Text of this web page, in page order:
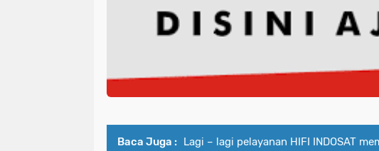
Baca Juga :
Lagi – lagi pelayanan HIFI INDOSAT